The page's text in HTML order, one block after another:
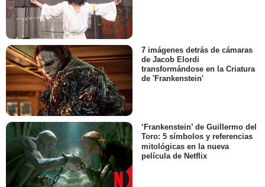
7 imágenes detrás de cámaras
de Jacob Elordi
transformándose en la Criatura
de 'Frankenstein'
‘Frankenstein’ de Guillermo del
Toro: 5 símbolos y referencias
mitológicas en la nueva
película de Netflix